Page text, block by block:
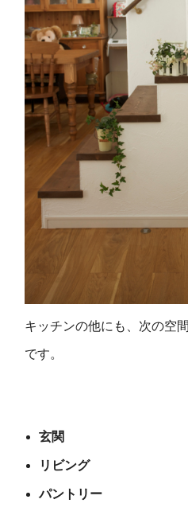
キッチンの他にも、次の空
です。
玄関
リビング
パントリー